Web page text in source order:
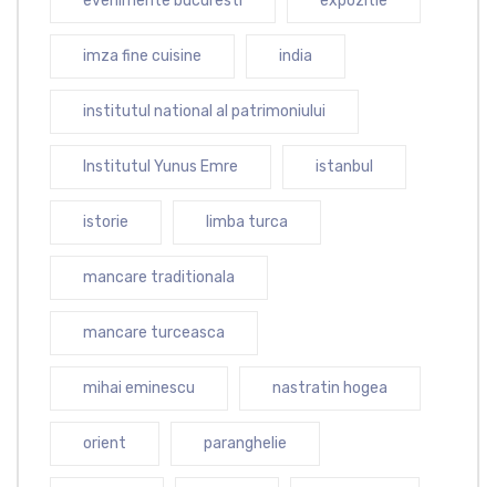
imza fine cuisine india
institutul national al patrimoniului
Institutul Yunus Emre istanbul
istorie limba turca
mancare traditionala
mancare turceasca
mihai eminescu nastratin hogea
orient paranghelie